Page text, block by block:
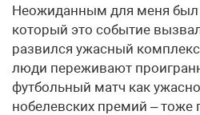
Неожиданным для меня был
который это событие
развился ужасный
люди переживают
футбольный матч как
нобелевских премий – тоже